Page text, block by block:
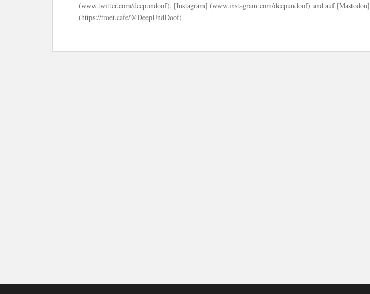
(www.twitter.com/deepundoof), [Instagram] (www.instagram.com/deepundoof) und auf [Mastodon]
(https://troet.cafe/@DeepUndDoof)